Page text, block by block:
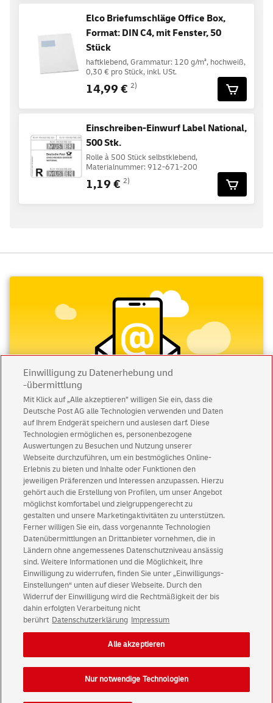
Elco Briefumschläge Office Box,
Format: DIN C4, mit Fenster, 50
Stück
haftklebend, Grammatur: 120 g/m², hochweiß,
0,30 € pro Stück, inkl. USt.
14,99 € 2)
Einschreiben-Einwurf Label National,
500 Stk.
Rolle à 500 Stück selbstklebend,
Materialnummer: 912-671-200
1,19 € 2)
Abonnieren Sie unseren Newsletter
Immer informiert über exklusive Angebote und
Aktionen - jetzt mit Vorteil
Privatkundensichern sich einen5 € Gutschein
für POSTSCAN!
Geschäftskundenerhalten einen5 € Gutschein
für Briefmarke individuell!
Zur Newsletter-Anmeldung
© Sat Aug 08 00:41:09 CEST 2026 Deutsche Post AG
Impressum
Datenschutz
Einwilligungs-Einstellungen
Rechtliche Hinweise
Barrierefreiheit
Einwilligung zu Datenerhebung und
-übermittlung
Mit Klick auf „Alle akzeptieren” willigen Sie ein, dass die
Deutsche Post AG alle Technologien verwenden und Daten
auf Ihrem Endgerät speichern und auslesen darf. Diese
Technologien ermöglichen es, personenbezogene
Auswertungen zu Besuchen und Nutzung unserer
Webseite durchzuführen, um ein bestmögliches Online-
Erlebnis zu bieten und Inhalte oder Funktionen den
jeweiligen Präferenzen und Interessen anzupassen. Hierzu
gehört auch die Erstellung von Profilen, um unser Angebot
möglichst komfortabel und zielgruppengerecht zu
gestalten und unsere Marketingaktivitäten zu unterstützen.
Ferner willigen Sie ein, dass vorgenannte Technologien
Datenübermittlungen an Drittanbieter vornehmen, die in
Ländern ohne angemessenes Datenschutzniveau ansässig
sind. Weitere Informationen und die Möglichkeit, Ihre
Einwilligung zu widerrufen, finden Sie unter „Einwilligungs-
Einstellungen“ unten auf dieser Webseite. Durch den
Widerruf der Einwilligung wird die Rechtmäßigkeit der bis
dahin erfolgten Verarbeitung nicht
berührt Datenschutzerklärung Impressum
Nur notwendige Technologien
Alle akzeptieren